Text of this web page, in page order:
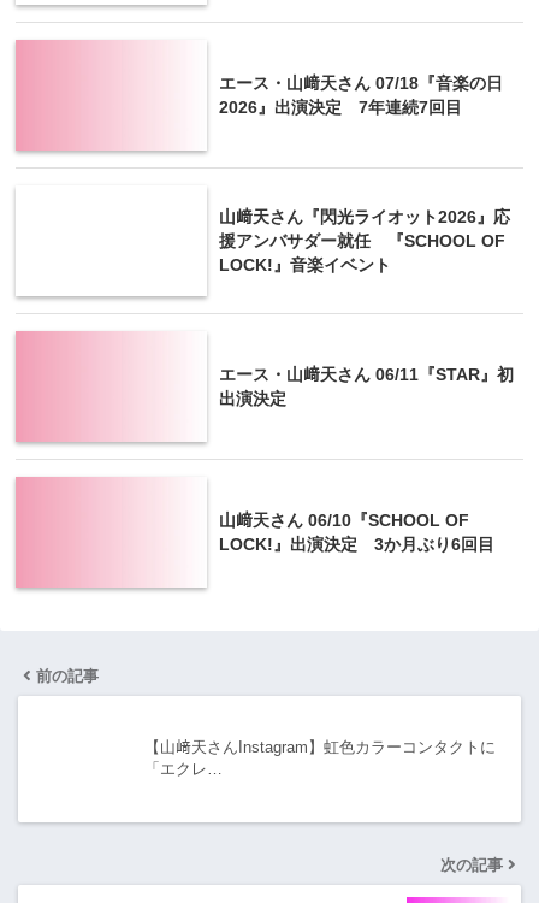
エース・山﨑天さん 07/18『音楽の日
2026』出演決定 7年連続7回目
山﨑天さん『閃光ライオット2026』応
援アンバサダー就任 『SCHOOL OF
LOCK!』音楽イベント
エース・山﨑天さん 06/11『STAR』初
出演決定
山﨑天さん 06/10『SCHOOL OF
LOCK!』出演決定 3か月ぶり6回目
前の記事
【山﨑天さんInstagram】虹色カラーコンタクトに
「エクレ…
次の記事